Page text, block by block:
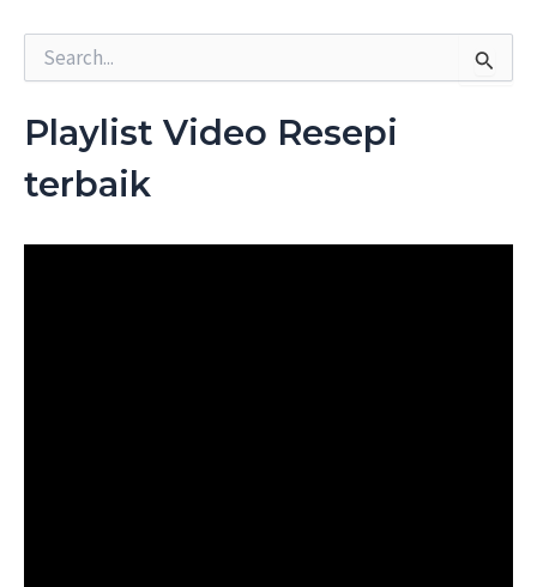
r
c
f
Playlist Video Resepi
terbaik